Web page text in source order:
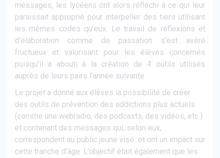
messages, les lycéens ont alors réfléchi à ce qui leur
paraissait approprié pour interpeller des tiers utilisant
les mêmes codes qu’eux. Le travail de réflexions et
d’élaboration comme de passation s’est avéré
fructueux et valorisant pour les élèves concernés
puisqu’il a abouti à la création de 4 outils utilisés
auprès de leurs pairs l’année suivante.
Le projet a donné aux élèves la possibilité de créer
des outils de prévention des addictions plus actuels
(comme une webradio, des podcasts, des vidéos, etc )
et contenant des messages qui, selon eux,
correspondent au public jeune visé et ont un impact sur
cette tranche d’âge. L’objectif était également que les